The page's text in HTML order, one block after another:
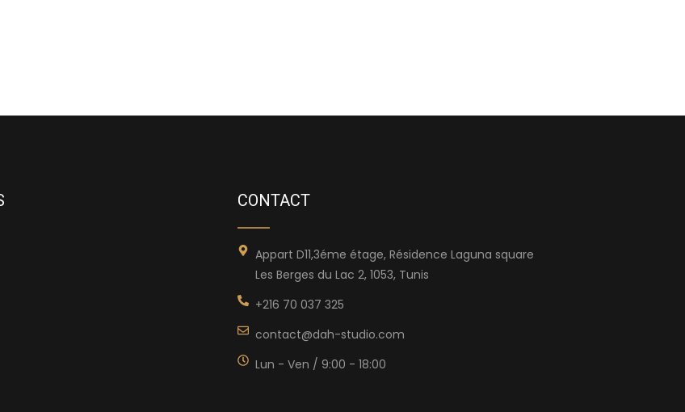
CONTACT
Appart D11,3éme étage, Résidence Laguna square
Les Berges du Lac 2, 1053, Tunis
+216 70 037 325
contact@dah-studio.com
Lun - Ven / 9:00 - 18:00